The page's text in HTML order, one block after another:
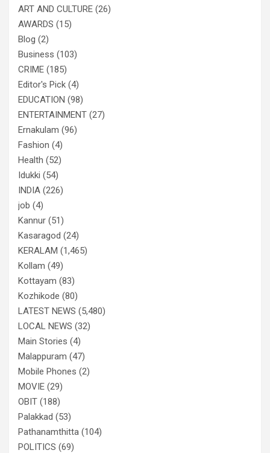
ART AND CULTURE (26)
AWARDS (15)
Blog (2)
Business (103)
CRIME (185)
Editor's Pick (4)
EDUCATION (98)
ENTERTAINMENT (27)
Ernakulam (96)
Fashion (4)
Health (52)
Idukki (54)
INDIA (226)
job (4)
Kannur (51)
Kasaragod (24)
KERALAM (1,465)
Kollam (49)
Kottayam (83)
Kozhikode (80)
LATEST NEWS (5,480)
LOCAL NEWS (32)
Main Stories (4)
Malappuram (47)
Mobile Phones (2)
MOVIE (29)
OBIT (188)
Palakkad (53)
Pathanamthitta (104)
POLITICS (69)